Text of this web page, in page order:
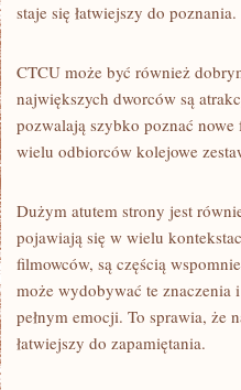
staje się łatwiejszy do poznania.
CTCU może być również
największych dworców są
pozwalają szybko poznać
wielu odbiorców kolejowe
Dużym atutem strony jest
pojawiają się w wielu
filmowców, są częścią
może wydobywać te znaczenia
pełnym emocji. To sprawia, że
łatwiejszy do zapamiętania.